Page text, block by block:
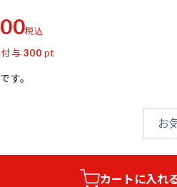
税込
与 300 pt
す。
お
カートに入れ